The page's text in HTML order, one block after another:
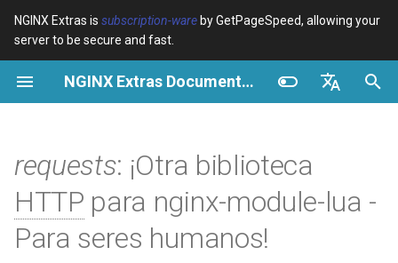
NGINX Extras is subscription-ware by GetPageSpeed, allowing your
server to be secure and fast.
NGINX Extras Documentation
Español
Português (Brasil)
I
n
a
device-type Variables
Examples
Troubleshooting
geoip2
Directives
Examples
Troubleshooting
pagespeed
CentOS/RHEL 7 o Amazon
Linux 2
CentOS/RHEL 8+, Fedora
Linux, Amazon Linux 2023
Cache
cPanel EA4 - Proxy Cache
Rendimiento
Seguridad
RHEL/CentOS
NGINX-MOD - NGINX
mejorado con HTTP/3,
HPACK y verificaciones de
requests: ¡Otra biblioteca
HTTP para nginx-module-lua -
Para seres humanos!